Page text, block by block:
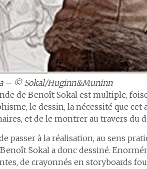
– © Sokal/Huginn&Muninn
de Benoît Sokal est multiple,
le dessin, la nécessité que
et de le montrer au travers du
passer à la réalisation, au sens
Sokal a donc dessiné.
de crayonnés en storyboards